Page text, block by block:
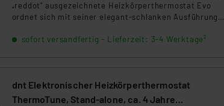
„reddot" ausgezeichnete Heizkörperthermostat Evo
ordnet sich mit seiner elegant-schlanken Ausführung
Wohnumfeld ein.Hinweis: Nur in Verbindung mit einen
sofort versandfertig - Lieferzeit: 3-4 Werktage²
dnt Elektronischer Heizkörperthermostat
ThermoTune, Stand-alone, ca. 4 Jahre